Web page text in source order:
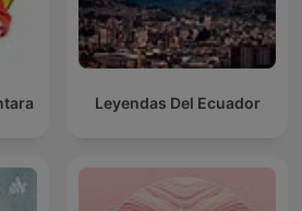
Leyendas Del Ecuador